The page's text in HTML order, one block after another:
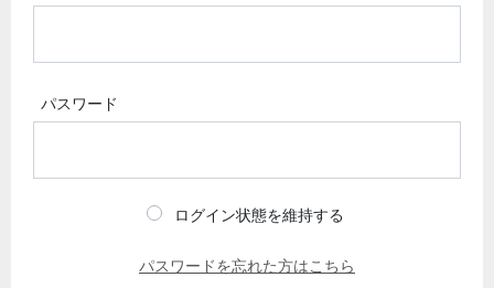
パスワード
ログイン状態を維持する
パスワードを忘れた方はこちら